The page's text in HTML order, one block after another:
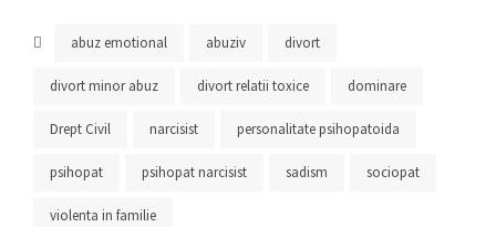
abuz emotional abuziv divort
divort minor abuz divort relatii toxice dominare
Drept Civil narcisist personalitate psihopatoida
psihopat psihopat narcisist sadism sociopat
violenta in familie